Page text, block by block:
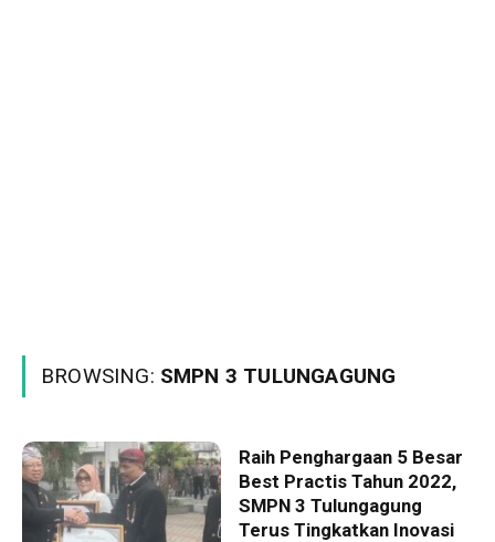
BROWSING: SMPN 3 TULUNGAGUNG
Raih Penghargaan 5 Besar
Best Practis Tahun 2022,
SMPN 3 Tulungagung
Terus Tingkatkan Inovasi